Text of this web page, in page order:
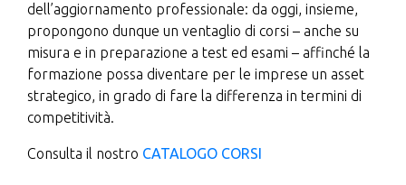
dell’aggiornamento professionale: da oggi, insieme,
propongono dunque un ventaglio di corsi – anche su
misura e in preparazione a test ed esami – affinché la
formazione possa diventare per le imprese un asset
strategico, in grado di fare la differenza in termini di
competitività.
Consulta il nostro CATALOGO CORSI